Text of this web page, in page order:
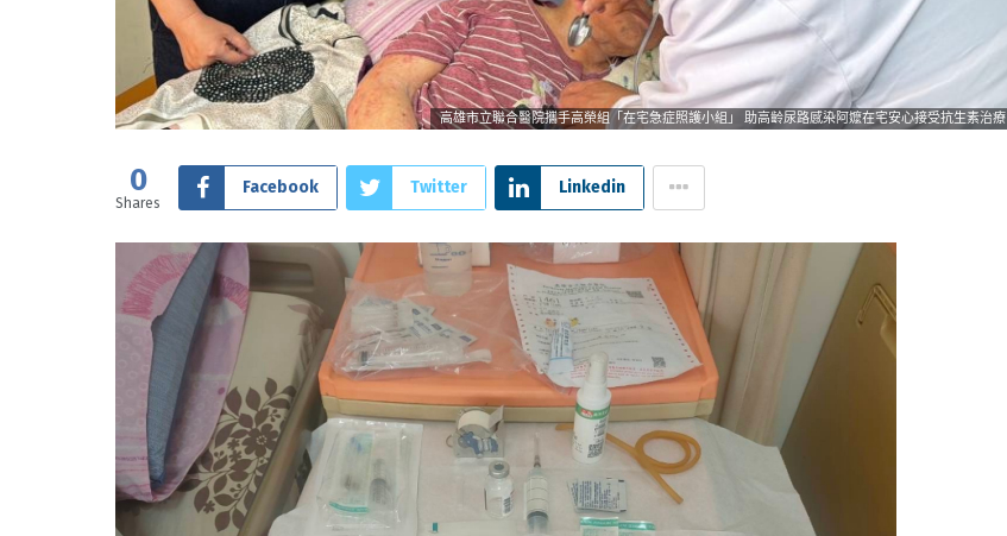
高雄市立聯合醫院攜手高榮組「在宅急症照護小組」 助高齡尿路感染阿嬤在宅安心接受抗生素治療
0
Shares
Facebook Twitter Linkedin